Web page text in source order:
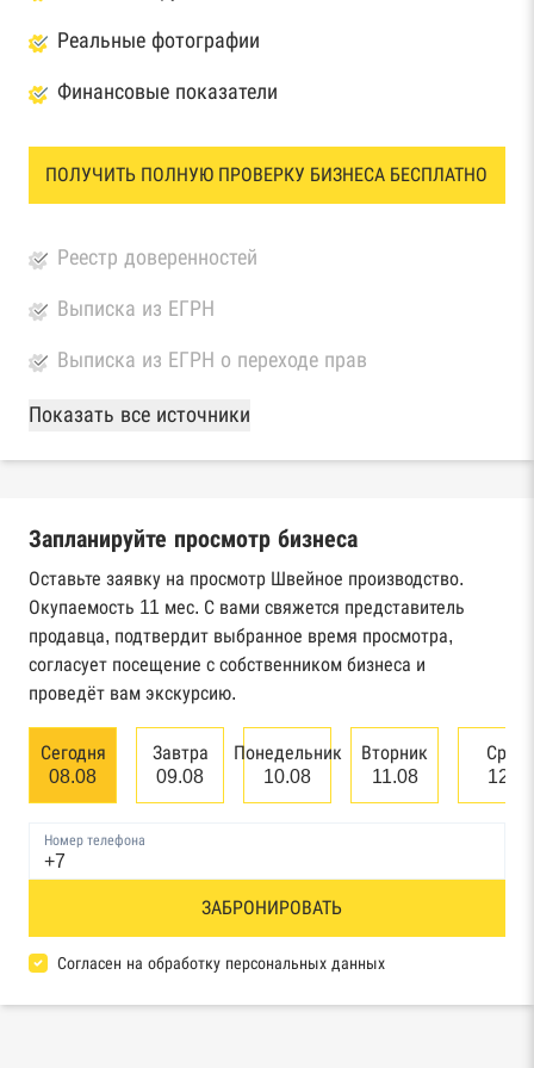
Реальные фотографии
Финансовые показатели
ПОЛУЧИТЬ ПОЛНУЮ ПРОВЕРКУ БИЗНЕСА БЕСПЛАТНО
Реестр доверенностей
Выписка из ЕГРН
Выписка из ЕГРН о переходе прав
База Росстата
Реестры ЕГРЮЛ и ЕГРИП Федеральной
Реестр государственных контрактов
Федерального казначейства
Картотека арбитражных дел Высшего
арбитражного суда
Единый федеральный реестр сведений о
банкротстве юридических лиц
Реестр товарных знаков и знаков обслуживания
База исполнительного производства
Показать все источники
Запланируйте просмотр бизнеса
Оставьте заявку на просмотр Швейное производство.
Окупаемость 11 мес. С вами свяжется представитель
продавца, подтвердит выбранное время просмотра,
согласует посещение с собственником бизнеса и
проведёт вам экскурсию.
Сегодня
08.08
Завтра
09.08
Понедельник
10.08
Вторник
11.08
12.08
Номер телефона
ЗАБРОНИРОВАТЬ
Согласен на обработку персональных данных